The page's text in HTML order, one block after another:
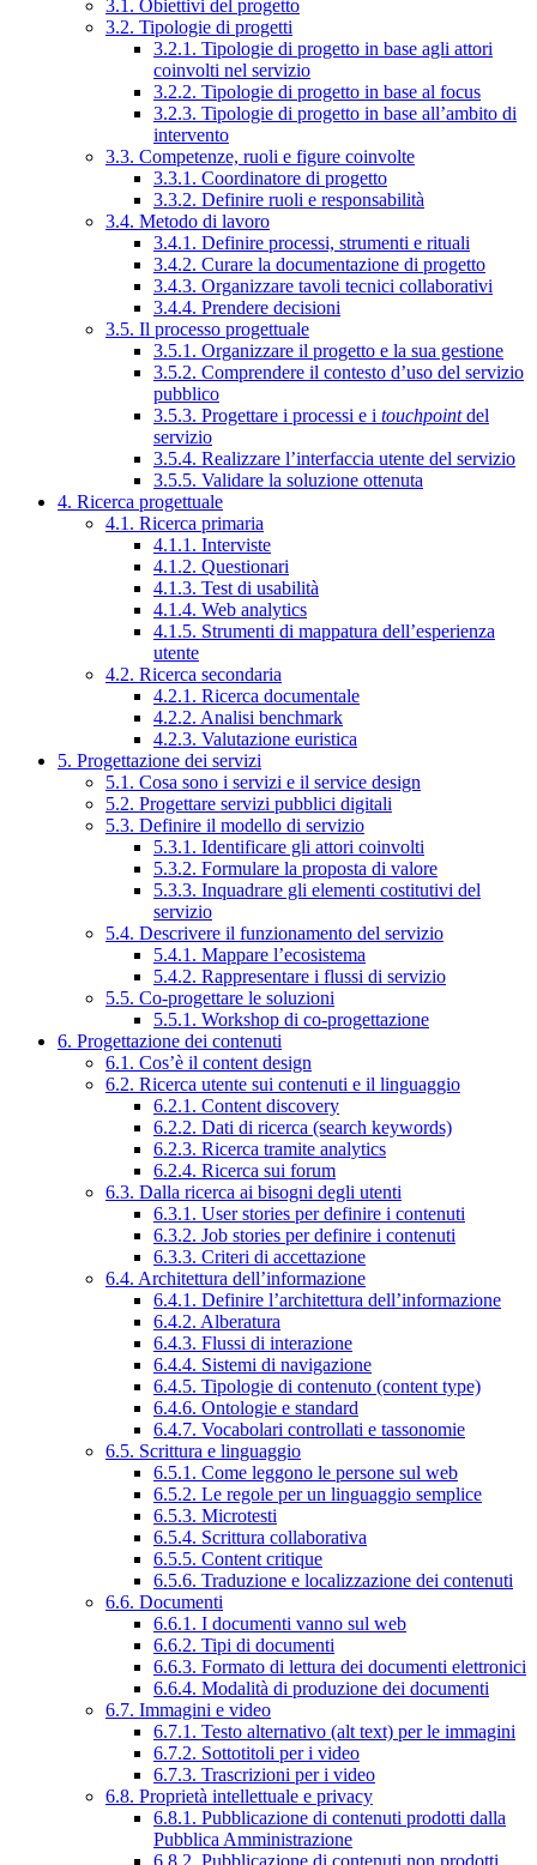
3.1. Obiettivi del progetto
3.2. Tipologie di progetti
3.2.1. Tipologie di progetto in base agli attori
coinvolti nel servizio
3.2.2. Tipologie di progetto in base al focus
3.2.3. Tipologie di progetto in base all’ambito di
intervento
3.3. Competenze, ruoli e figure coinvolte
3.3.1. Coordinatore di progetto
3.3.2. Definire ruoli e responsabilità
3.4. Metodo di lavoro
3.4.1. Definire processi, strumenti e rituali
3.4.2. Curare la documentazione di progetto
3.4.3. Organizzare tavoli tecnici collaborativi
3.4.4. Prendere decisioni
3.5. Il processo progettuale
3.5.1. Organizzare il progetto e la sua gestione
3.5.2. Comprendere il contesto d’uso del servizio
pubblico
3.5.3. Progettare i processi e i touchpointdel
servizio
3.5.4. Realizzare l’interfaccia utente del servizio
3.5.5. Validare la soluzione ottenuta
4. Ricerca progettuale
4.1. Ricerca primaria
4.1.1. Interviste
4.1.2. Questionari
4.1.3. Test di usabilità
4.1.4. Web analytics
4.1.5. Strumenti di mappatura dell’esperienza
utente
4.2. Ricerca secondaria
4.2.1. Ricerca documentale
4.2.2. Analisi benchmark
4.2.3. Valutazione euristica
5. Progettazione dei servizi
5.1. Cosa sono i servizi e il service design
5.2. Progettare servizi pubblici digitali
5.3. Definire il modello di servizio
5.3.1. Identificare gli attori coinvolti
5.3.2. Formulare la proposta di valore
5.3.3. Inquadrare gli elementi costitutivi del
servizio
5.4. Descrivere il funzionamento del servizio
5.4.1. Mappare l’ecosistema
5.4.2. Rappresentare i flussi di servizio
5.5. Co-progettare le soluzioni
5.5.1. Workshop di co-progettazione
6. Progettazione dei contenuti
6.1. Cos’è il content design
6.2. Ricerca utente sui contenuti e il linguaggio
6.2.1. Content discovery
6.2.2. Dati di ricerca (search keywords)
6.2.3. Ricerca tramite analytics
6.2.4. Ricerca sui forum
6.3. Dalla ricerca ai bisogni degli utenti
6.3.1. User stories per definire i contenuti
6.3.2. Job stories per definire i contenuti
6.3.3. Criteri di accettazione
6.4. Architettura dell’informazione
6.4.1. Definire l’architettura dell’informazione
6.4.2. Alberatura
6.4.3. Flussi di interazione
6.4.4. Sistemi di navigazione
6.4.5. Tipologie di contenuto (content type)
6.4.6. Ontologie e standard
6.4.7. Vocabolari controllati e tassonomie
6.5. Scrittura e linguaggio
6.5.1. Come leggono le persone sul web
6.5.2. Le regole per un linguaggio semplice
6.5.3. Microtesti
6.5.4. Scrittura collaborativa
6.5.5. Content critique
6.5.6. Traduzione e localizzazione dei contenuti
6.6. Documenti
6.6.1. I documenti vanno sul web
6.6.2. Tipi di documenti
6.6.3. Formato di lettura dei documenti elettronici
6.6.4. Modalità di produzione dei documenti
6.7. Immagini e video
6.7.1. Testo alternativo (alt text) per le immagini
6.7.2. Sottotitoli per i video
6.7.3. Trascrizioni per i video
6.8. Proprietà intellettuale e privacy
6.8.1. Pubblicazione di contenuti prodotti dalla
Pubblica Amministrazione
6.8.2. Pubblicazione di contenuti non prodotti